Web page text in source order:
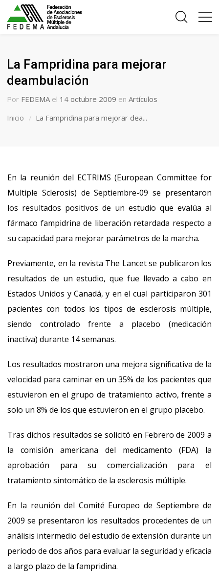
La Fampridina para mejorar
deambulación
Por FEDEMA el 14 octubre 2009 en Artículos
Inicio
La Fampridina para mejorar dea...
En la reunión del ECTRIMS (European Committee for
Multiple Sclerosis) de Septiembre-09 se presentaron
los resultados positivos de un estudio que evalúa al
fármaco fampidrina de liberación retardada respecto a
su capacidad para mejorar parámetros de la marcha.
Previamente, en la revista The Lancet se publicaron los
resultados de un estudio, que fue llevado a cabo en
Estados Unidos y Canadá, y en el cual participaron 301
pacientes con todos los tipos de esclerosis múltiple,
siendo controlado frente a placebo (medicación
inactiva) durante 14 semanas.
Los resultados mostraron una mejora significativa de la
velocidad para caminar en un 35% de los pacientes que
estuvieron en el grupo de tratamiento activo, frente a
solo un 8% de los que estuvieron en el grupo placebo.
Tras dichos resultados se solicitó en Febrero de 2009 a
la comisión americana del medicamento (FDA) la
aprobación para su comercialización para el
tratamiento sintomático de la esclerosis múltiple.
En la reunión del Comité Europeo de Septiembre de
2009 se presentaron los resultados procedentes de un
análisis intermedio del estudio de extensión durante un
periodo de dos años para evaluar la seguridad y eficacia
a largo plazo de la fampridina.